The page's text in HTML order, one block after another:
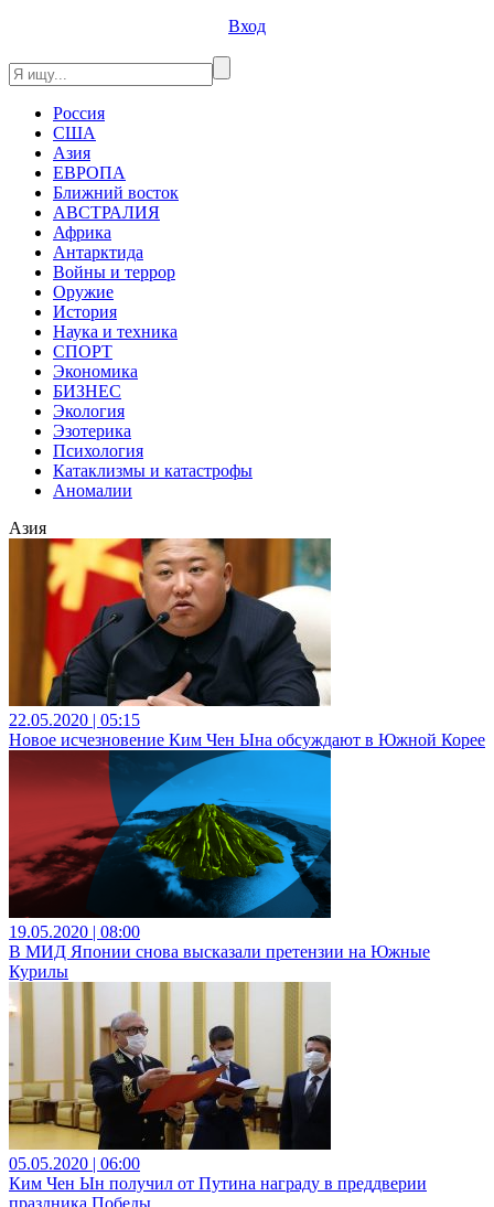
Вход
Россия
США
Азия
ЕВРОПА
Ближний восток
АВСТРАЛИЯ
Африка
Антарктида
Войны и террор
Оружие
История
Наука и техника
СПОРТ
Экономика
БИЗНЕС
Экология
Эзотерика
Психология
Катаклизмы и катастрофы
Аномалии
Азия
22.05.2020 | 05:15
Новое исчезновение Ким Чен Ына обсуждают в Южной Корее
19.05.2020 | 08:00
В МИД Японии снова высказали претензии на Южные
Курилы
05.05.2020 | 06:00
Ким Чен Ын получил от Путина награду в преддверии
праздника Победы